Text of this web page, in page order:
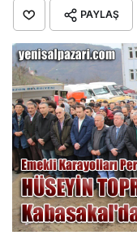
PAYLAŞ